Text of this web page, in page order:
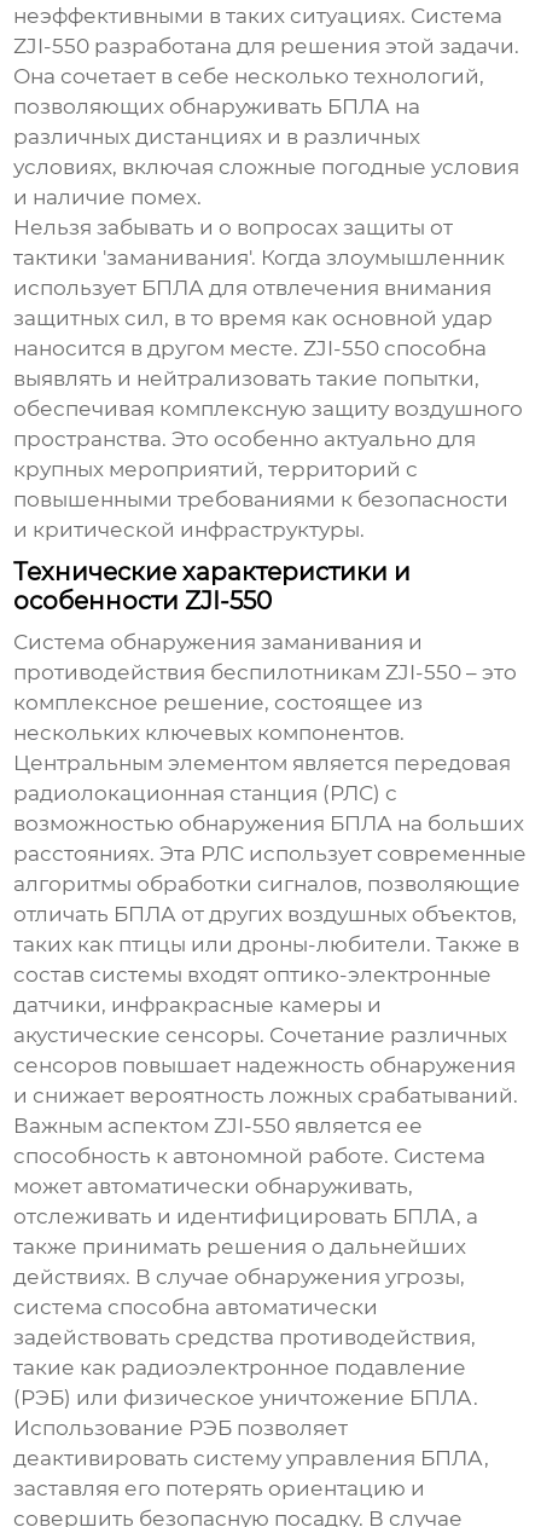
неэффективными в таких ситуациях. Система
ZJI-550 разработана для решения этой задачи.
Она сочетает в себе несколько технологий,
позволяющих обнаруживать БПЛА на
различных дистанциях и в различных
условиях, включая сложные погодные условия
и наличие помех.
Нельзя забывать и о вопросах защиты от
тактики 'заманивания'. Когда злоумышленник
использует БПЛА для отвлечения внимания
защитных сил, в то время как основной удар
наносится в другом месте.ZJI-550 способна
выявлять и нейтрализовать такие попытки,
обеспечивая комплексную защиту воздушного
пространства. Это особенно актуально для
крупных мероприятий, территорий с
повышенными требованиями к безопасности
и критической инфраструктуры.
Технические характеристики и
особенности ZJI-550
Система обнаружения заманивания и
противодействия беспилотникам ZJI-550 – это
комплексное решение, состоящее из
нескольких ключевых компонентов.
Центральным элементом является передовая
радиолокационная станция (РЛС) с
возможностью обнаружения БПЛА на больших
расстояниях. Эта РЛС использует современные
алгоритмы обработки сигналов, позволяющие
отличать БПЛА от других воздушных объектов,
таких как птицы или дроны-любители. Также в
состав системы входят оптико-электронные
датчики, инфракрасные камеры и
акустические сенсоры. Сочетание различных
сенсоров повышает надежность обнаружения
и снижает вероятность ложных срабатываний.
Важным аспектомZJI-550 является ее
способность к автономной работе. Система
может автоматически обнаруживать,
отслеживать и идентифицировать БПЛА, а
также принимать решения о дальнейших
действиях. В случае обнаружения угрозы,
система способна автоматически
задействовать средства противодействия,
такие как радиоэлектронное подавление
(РЭБ) или физическое уничтожение БПЛА.
Использование РЭБ позволяет
деактивировать систему управления БПЛА,
заставляя его потерять ориентацию и
совершить безопасную посадку. В случае